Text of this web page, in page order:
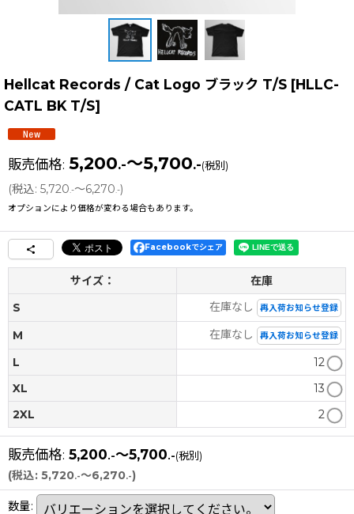
Hellcat Records / Cat Logo ブラック T/S [HLLC-
CATL BK T/S]
販売価格: 5,200.-～5,700.-(税別)
(税込: 5,720.-～6,270.-)
オプションにより価格が変わる場合もあります。
Facebookでシェア
サイズ：
在庫
S
在庫なし 再入荷お知らせ登録
M 在庫なし 再入荷お知らせ登録
L
12
XL
13
2XL
2
販売価格: 5,200.-～5,700.-(税別)
(税込: 5,720.-～6,270.-)
数量: